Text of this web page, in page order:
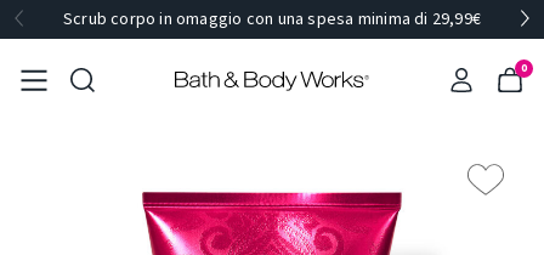
Scrub corpo in omaggio con una spesa minima di 29,99€
0